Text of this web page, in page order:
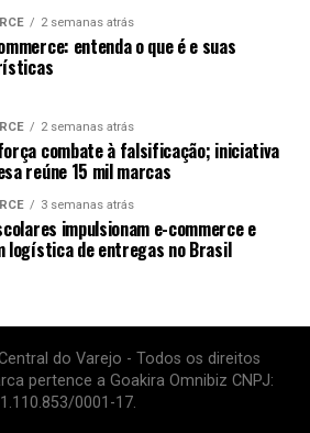
2 semanas atrás
entenda o que é e suas
2 semanas atrás
combate à falsificação; iniciativa
reúne 15 mil marcas
3 semanas atrás
impulsionam e-commerce e
logística de entregas no Brasil
do Varejo - Todos os direitos
pertence a Goakira Omnibiz CNPJ:
0001-17.